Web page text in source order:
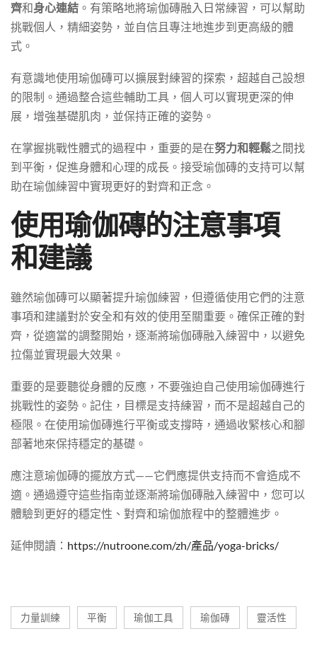
齊和身心連結 。有策略地將瑜伽磚融入日常練習，可以幫助
挑戰個人，精細姿勢，並自信且專注地進步到更高級的體
式。
有意識地使用瑜伽磚可以擴展對練習的探索，超越自己設想
的限制。通過整合這些輔助工具，個人可以實現更深的伸
展，增強基礎肌肉，並保持正確的姿勢。
在掌握挑戰性體式的過程中，重要的是在努力和輕鬆之間找
到平衡，促進身體和心理的成長。接受瑜伽磚的支持可以幫
助在瑜伽練習中實現更好的對齊和正念。
使用瑜伽磚的注意事項
和建議
雖然瑜伽磚可以顯著提升瑜伽練習，但遵循使用它們的注意
事項和建議對於安全和有效的使用至關重要。確保正確的對
齊，從適當的調整開始，逐漸將瑜伽磚融入練習中，以避免
拉傷並實現最大效果。
重要的是要聽從身體的反應，不要強迫自己使用瑜伽磚進行
挑戰性的姿勢。記住，目標是支持練習，而不是超越自己的
極限。在使用瑜伽磚進行平衡或支撐時，通過收緊核心和腳
部著地來保持穩定的基礎。
應注意瑜伽磚的擺放方式——它們應提供支持而不會造成不
適。通過遵守這些指南並逐漸將瑜伽磚融入練習中，您可以
體驗到更好的穩定性、對齊和瑜伽旅程中的整體進步。
延伸閱讀： https://nutroone.com/zh/產品/yoga-bricks/
力量訓練 平衡 瑜伽工具 瑜伽磚 靈活性